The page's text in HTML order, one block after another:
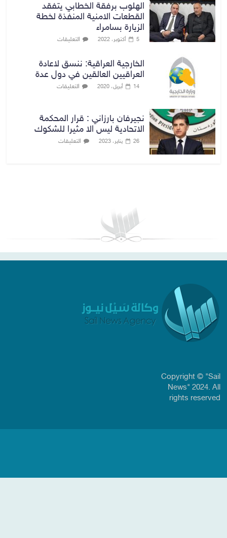
الهلوب برفقة الخطابي يتفقد
القطعات الامنية المنفذة لخطة
الزيارة بسامراء
5 أكتوبر، 2022 التعليقات
الخارجية العراقية: ننسق لاعادة
العراقيين العالقين في دول عدة
14 أبريل، 2020 التعليقات
نجيرفان بارزاني : قرار المحكمة
الاتحادية ليس الا مثيرا للشكوك
26 يناير، 2023 التعليقات
Copyright © "Sail
News" 2024. All
rights reserved